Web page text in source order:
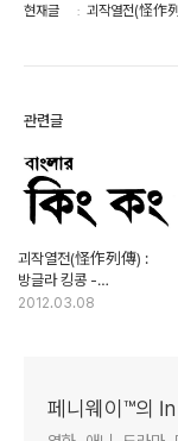
현재글 괴작열전(怪作
관련글
괴작열전(怪作列傳) :
방글라 킹콩 -
방글라데시의 장르영화
2012.03.08
페니웨이™의